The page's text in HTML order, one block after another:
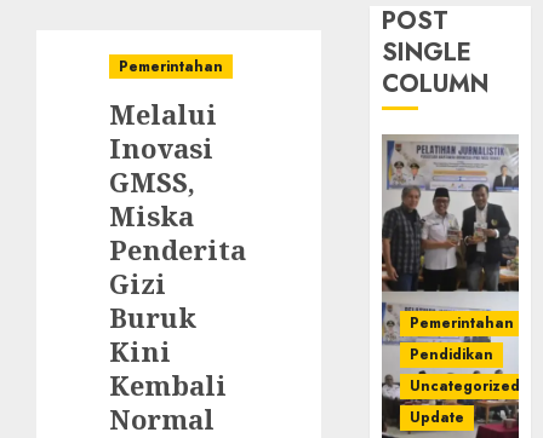
Pemerintahan
Melalui
Inovasi
GMSS,
Miska
Penderita
Gizi
Buruk
Kini
Kembali
Normal
POST
SINGLE
COLUMN
Pemerintahan
Pendidikan
Uncategorized
Update